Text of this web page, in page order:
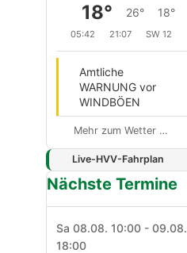
18° 26° 18°
05:42 21:07 SW 12
Amtliche
WARNUNG vor
WINDBÖEN
Mehr zum Wetter …
Live-HVV-Fahrplan
Nächste Termine
Sa 08.08. 10:00 - 09.08.
18:00